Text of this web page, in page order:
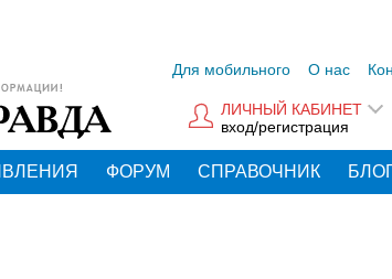
Для мобильного О нас
ЛИЧНЫЙ КАБИНЕТ
вход/регистрация
ФОРУМ СПРАВОЧНИК